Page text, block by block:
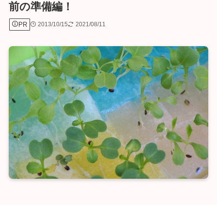
前の準備編！
PR 2013/10/15 2021/08/11